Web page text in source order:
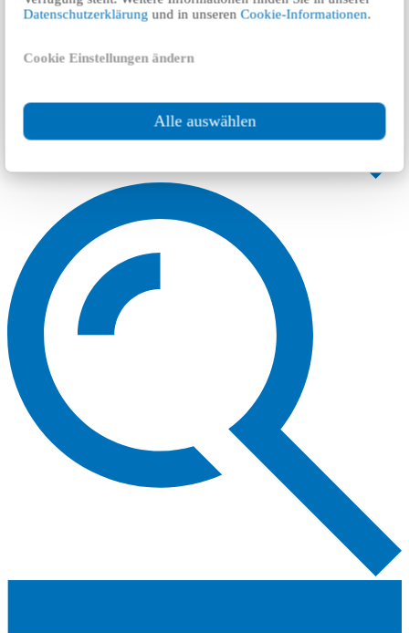
Datenschutzerklärung und in unserenCookie-Informationen.
Cookie Einstellungen ändern
Alle auswählen